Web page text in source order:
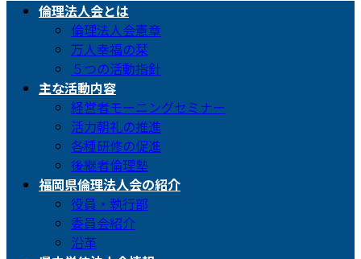
倫理法人会とは
倫理法人会憲章
万人幸福の栞
５つの活動指針
主な活動内容
経営者モーニングセミナー
活力朝礼の推進
各種研修の促進
後継者倫理塾
福岡県倫理法人会の紹介
役員・執行部
委員会紹介
沿革